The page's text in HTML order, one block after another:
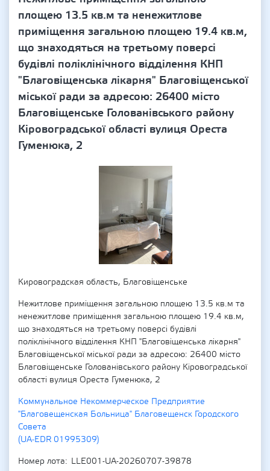
площею 13.5 кв.м та ненежитлове
приміщення загальною площею 19.4 кв.м,
що знаходяться на третьому поверсі
будівлі поліклінічного відділення КНП
"Благовіщенська лікарня" Благовіщенської
міської ради за адресою: 26400 місто
Благовіщенське Голованівського району
Кіровоградської області вулиця Ореста
Гуменюка, 2
Кировоградская область, Благовіщенське
Нежитлове приміщення загальною площею 13.5 кв.м та
ненежитлове приміщення загальною площею 19.4 кв.м,
що знаходяться на третьому поверсі будівлі
поліклінічного відділення КНП "Благовіщенська лікарня"
Благовіщенської міської ради за адресою: 26400 місто
Благовіщенське Голованівського району Кіровоградської
області вулиця Ореста Гуменюка, 2
Коммунальное Некоммерческое Предприятие
"Благовещенская Больница" Благовещенск Городского
Совета
(UA-EDR 01995309)
Номер лота
LLE001-UA-20260707-39878